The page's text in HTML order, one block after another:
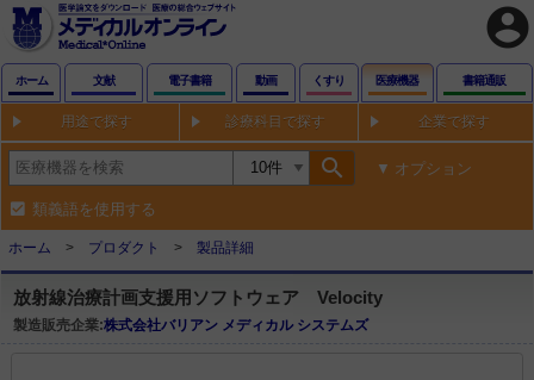
account_circle
ホーム 文献 電子書籍 動画 くすり 医療機器 書籍通販
用途で探す 診療科目で探す 企業で探す
search オプション
類義語を使用する
ホーム プロダクト 製品詳細
放射線治療計画支援用ソフトウェア Velocity
製造販売企業:株式会社バリアン メディカル システムズ